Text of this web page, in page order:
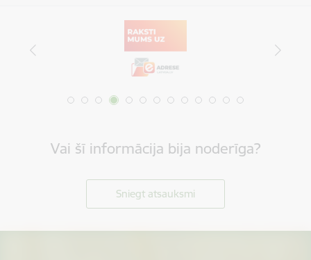
Vai šī informācija bija noderīga?
Sniegt atsauksmi